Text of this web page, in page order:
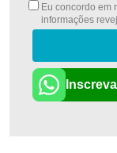
Eu concordo em
informações